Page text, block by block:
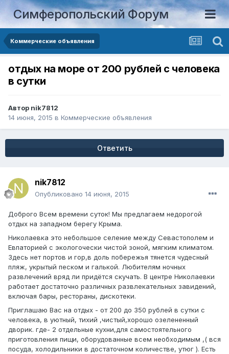
Симферопольский Форум
Коммерческие объявления
отдых на море от 200 рублей с человека
в сутки
Автор nik7812
14 июня, 2015 в Коммерческие объявления
Ответить
nik7812
Опубликовано 14 июня, 2015
Доброго Всем времени суток! Мы предлагаем недорогой
отдых на западном берегу Крыма.
Николаевка это небольшое селение между Севастополем и
Евпаторией с экологочески чистой зоной, мягким климатом.
Здесь нет портов и гор,в доль побережья тянется чудесный
пляж, укрытый песком и галькой. Любителям ночных
развлечений вряд ли придётся скучать. В центре Николаевки
работает достаточно различных развлекательных завидений,
включая бары, рестораны, дискотеки.
Приглашаю Вас на отдых - от 200 до 350 рублей в сутки с
человека, в уютный, тихий ,чистый,хорошо озелененный
дворик. где- 2 отдельные кухни,для самостоятельного
приготовления пищи, оборудованные всем необходимым ,( вся
посуда, холодильники в достаточном количестве, утюг ). Есть